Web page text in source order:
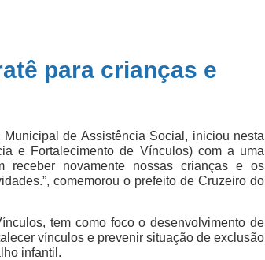
para crianças e
de Assistência Social, iniciou nesta
e Fortalecimento de Vínculos) com a uma
receber novamente nossas crianças e os
comemorou o prefeito de Cruzeiro do
tem como foco o desenvolvimento de
vínculos e prevenir situação de exclusão
infantil.